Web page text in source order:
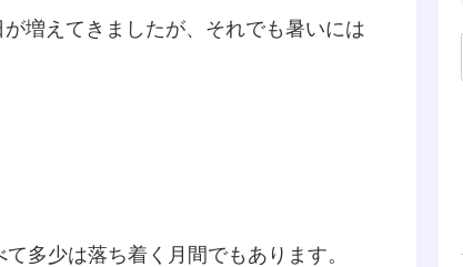
増えてきましたが、それでも暑いには
多少は落ち着く月間でもあります。